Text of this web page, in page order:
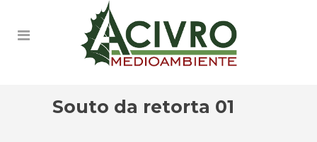
Souto da retorta 01